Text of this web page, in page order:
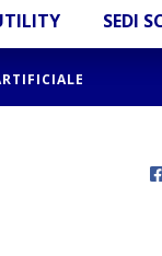
SEDI